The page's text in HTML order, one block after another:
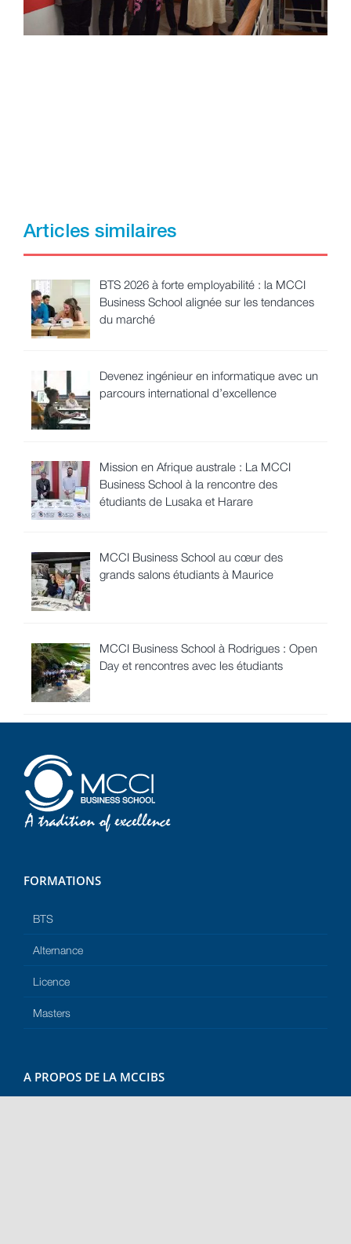
Articles similaires
BTS 2026 à forte employabilité : la MCCI
Business School alignée sur les tendances
du marché
Devenez ingénieur en informatique avec un
parcours international d’excellence
Mission en Afrique australe : La MCCI
Business School à la rencontre des
étudiants de Lusaka et Harare
MCCI Business School au cœur des
grands salons étudiants à Maurice
MCCI Business School à Rodrigues : Open
Day et rencontres avec les étudiants
FORMATIONS
BTS
Alternance
Licence
Masters
A PROPOS DE LA MCCIBS